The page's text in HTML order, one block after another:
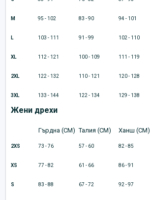
M 95 - 102 83 - 90 94 - 101
L 103 - 111 91 - 99 102 - 110
XL 112 - 121 100 - 109 111 - 119
2XL 122 - 132 110 - 121 120 - 128
3XL 133 - 144 122 - 134 129 - 138
Жени дрехи
Гърдна (CM) Талия (CM) Ханш (CM)
2XS 73 - 76 57 - 60 82 - 85
XS 77 - 82 61 - 66 86 - 91
S 83 - 88 67 - 72 92 - 97